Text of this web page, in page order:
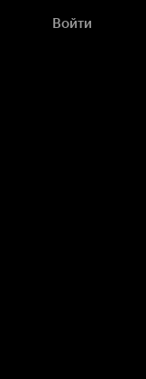
Войти